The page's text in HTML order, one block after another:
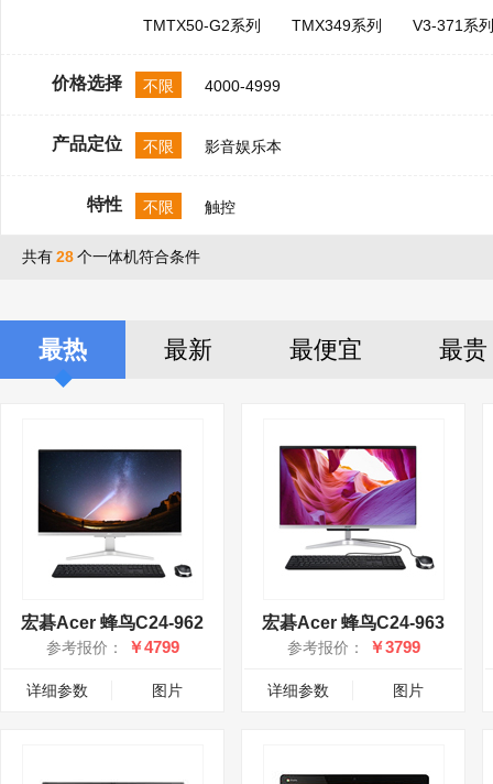
TMTX50-G2系列
TMX349系列 V3-371系列
价格选择 不限 4000-4999
产品定位 不限 影音娱乐本
特性 不限 触控
共有28个一体机符合条件
最热 最新 最便宜 最贵
宏碁Acer 蜂鸟C24-962
参考报价： ￥4799
详细参数 图片
宏碁Acer 蜂鸟C24-963
参考报价： ￥3799
详细参数 图片